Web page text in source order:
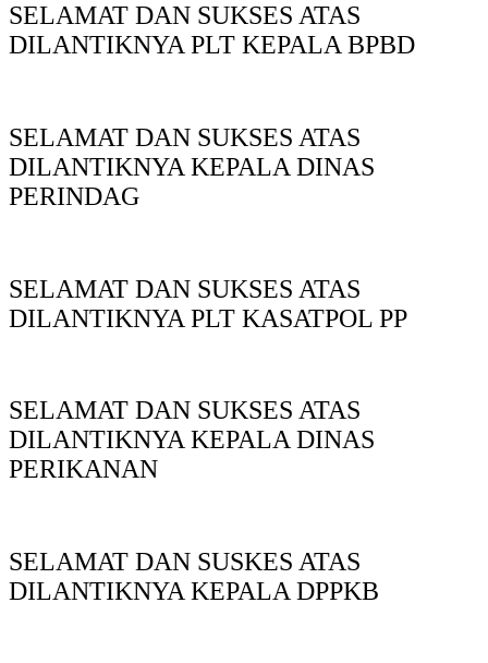
SELAMAT DAN SUKSES ATAS
DILANTIKNYA PLT KEPALA BPBD
SELAMAT DAN SUKSES ATAS
DILANTIKNYA KEPALA DINAS
PERINDAG
SELAMAT DAN SUKSES ATAS
DILANTIKNYA PLT KASATPOL PP
SELAMAT DAN SUKSES ATAS
DILANTIKNYA KEPALA DINAS
PERIKANAN
SELAMAT DAN SUSKES ATAS
DILANTIKNYA KEPALA DPPKB